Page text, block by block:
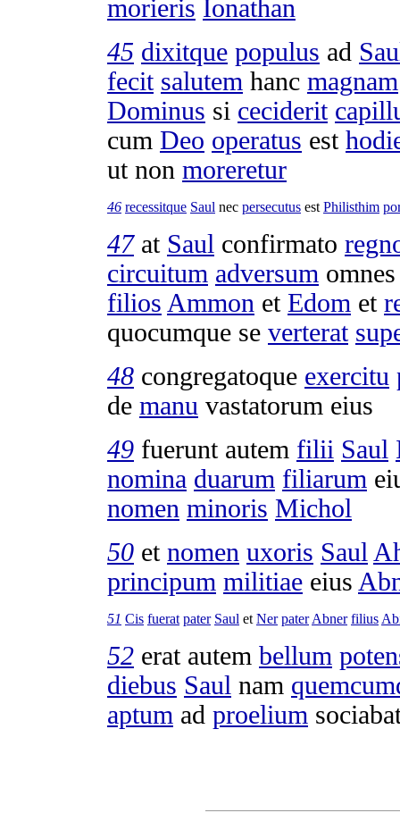
morieris Ionathan
45 dixitque populus ad
fecit salutem hanc magnam
Dominus si ceciderit
cum Deo operatus est
ut non moreretur
46 recessitque Saul nec persecutus est Philisthim
47at Saul confirmato
circuitum adversum
filios Ammon et Edom et
quocumque se verterat
48 congregatoque exercitu
de manu vastatorum eius
49 fuerunt autem filii Saul
nomina duarum filiarum
nomen minoris Michol
50 et nomen uxoris Saul
principum militiae eius
51 Cis fuerat pater Saul et Ner pater Abner filius
52 erat autem bellum
diebus Saul nam
aptum ad proelium